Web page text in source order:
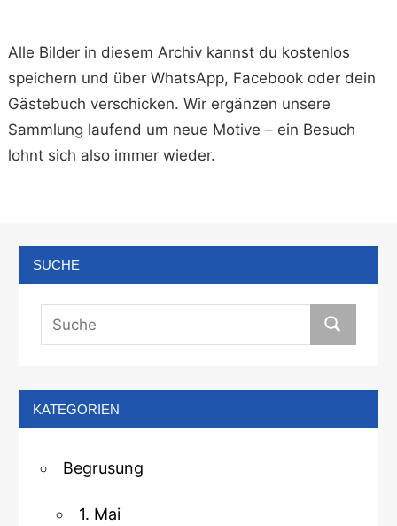
Alle Bilder in diesem Archiv kannst du kostenlos
speichern und über WhatsApp, Facebook oder dein
Gästebuch verschicken. Wir ergänzen unsere
Sammlung laufend um neue Motive – ein Besuch
lohnt sich also immer wieder.
SUCHE
KATEGORIEN
Begrusung
1. Mai